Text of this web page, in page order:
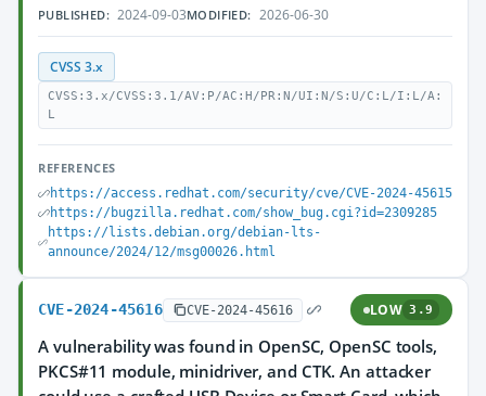
PUBLISHED: 2024-09-03MODIFIED: 2026-06-30
CVSS 3.x
CVSS:3.x/CVSS:3.1/AV:P/AC:H/PR:N/UI:N/S:U/C:L/I:L/A:
L
REFERENCES
https://access.redhat.com/security/cve/CVE-2024-45615
https://bugzilla.redhat.com/show_bug.cgi?id=2309285
https://lists.debian.org/debian-lts-
announce/2024/12/msg00026.html
CVE-2024-45616 CVE-2024-45616 LOW 3.9
A vulnerability was found in OpenSC, OpenSC tools,
PKCS#11 module, minidriver, and CTK. An attacker